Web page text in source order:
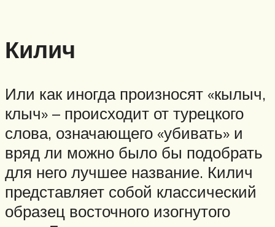
Килич
Или как иногда произносят «кылыч,
клыч» – происходит от турецкого
слова, означающего «убивать» и
вряд ли можно было бы подобрать
для него лучшее название. Килич
представляет собой классический
образец восточного изогнутого